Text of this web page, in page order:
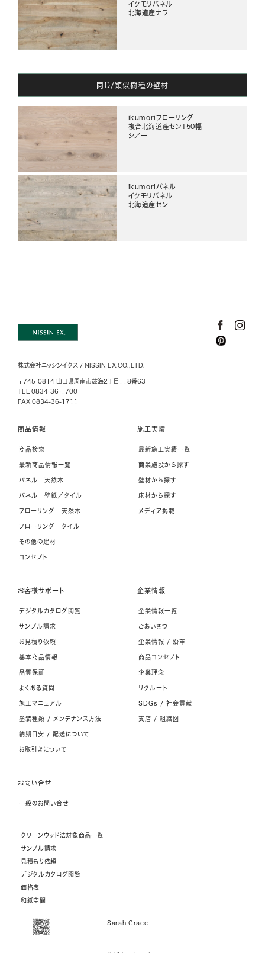
イクモリパネル
北海道産ナラ
同じ/類似樹種の壁材
ikumoriフローリング
複合北海道産セン150幅
シアー
ikumoriパネル
イクモリパネル
北海道産セン
株式会社ニッシンイクス / NISSIN EX.CO.,LTD.
〒745-0814 山口県周南市鼓海2丁目118番63
TEL 0834-36-1700
FAX 0834-36-1711
商品情報
商品検索
最新商品情報一覧
パネル 天然木
パネル 壁紙／タイル
フローリング 天然木
フローリング タイル
その他の建材
コンセプト
施工実績
最新施工実績一覧
商業施設から探す
壁材から探す
床材から探す
メディア掲載
お客様サポート
デジタルカタログ閲覧
サンプル請求
お見積り依頼
基本商品情報
品質保証
よくある質問
施工マニュアル
塗装種類 / メンテナンス方法
納期目安 / 配送について
お取引きについて
企業情報
企業情報一覧
ごあいさつ
企業情報 / 沿革
商品コンセプト
企業理念
リクルート
SDGs / 社会貢献
支店 / 組織図
お問い合せ
一般のお問い合せ
クリーンウッド法対象商品一覧
サンプル請求
見積もり依頼
デジタルカタログ閲覧
価格表
和紙空間
Sarah Grace